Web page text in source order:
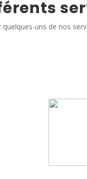
uns de nos